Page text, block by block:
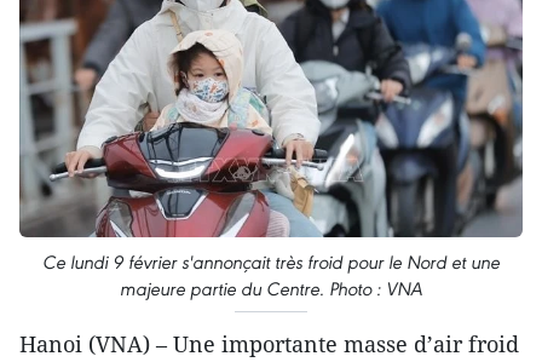
Ce lundi 9 février s'annonçait très froid pour le Nord et une
majeure partie du Centre. Photo : VNA
Hanoi (VNA) – Une importante masse d’air froid